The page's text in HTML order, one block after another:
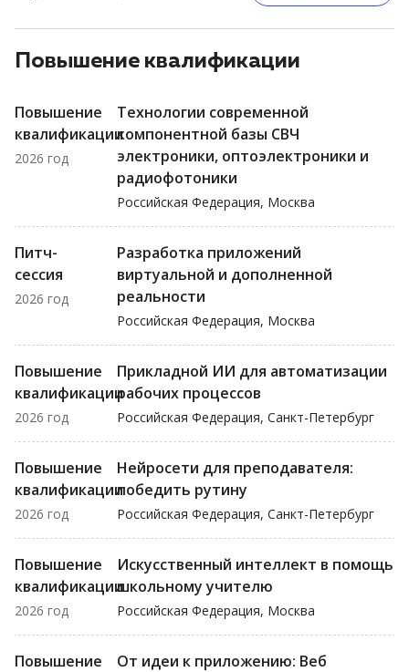
Повышение квалификации
Повышение
квалификации
2026 год
Технологии современной
компонентной базы СВЧ
электроники, оптоэлектроники и
радиофотоники
Российская Федерация, Москва
Питч-
сессия
2026 год
Разработка приложений
виртуальной и дополненной
реальности
Российская Федерация, Москва
Повышение
квалификации
2026 год
Прикладной ИИ для автоматизации
рабочих процессов
Российская Федерация, Санкт-Петербург
Повышение
квалификации
2026 год
Нейросети для преподавателя:
победить рутину
Российская Федерация, Санкт-Петербург
Повышение
квалификации
2026 год
Искусственный интеллект в помощь
школьному учителю
Российская Федерация, Москва
Повышение
От идеи к приложению: Веб